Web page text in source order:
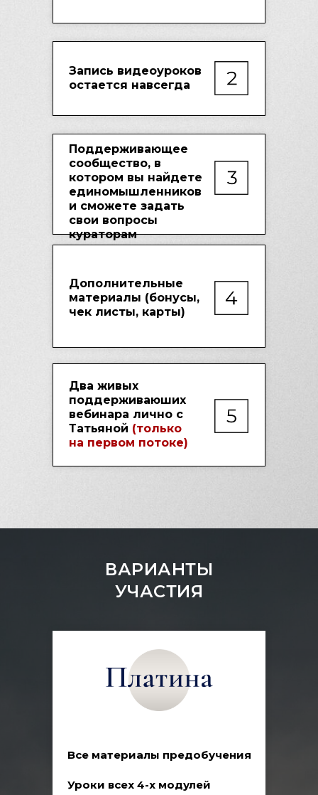
Два живых
поддерживаюших
вебинара лично с
Татьяной (только
на первом потоке)
Дополнительные
материалы (бонусы,
чек листы, карты)
Поддерживающее
сообщество, в
котором вы найдете
единомышленников
и сможете задать
свои вопросы
кураторам
Запись видеоуроков
остается навсегда
ВАРИАНТЫ
УЧАСТИЯ
Все материалы предобучения
Уроки всех 4-х модулей